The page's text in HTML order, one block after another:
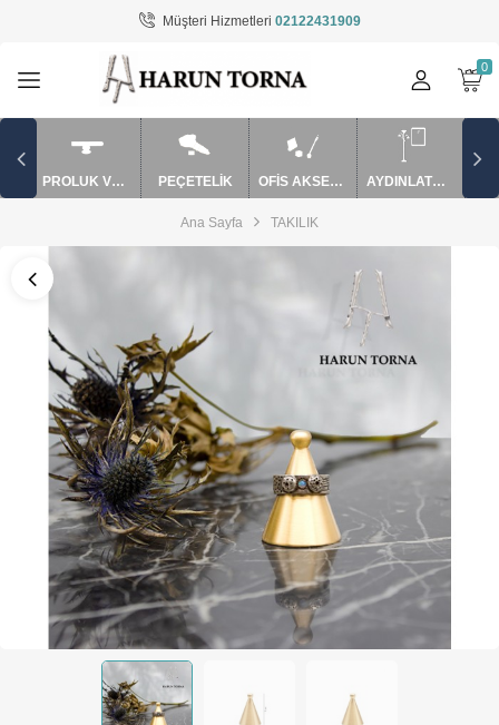
Müşteri Hizmetleri 02122431909
Tüm Kategoriler
AYDINLATMA / EV AKSESUARLARI
BARDAK VE SAKSI
MUM SÖNDÜRME VE APARATLAR
mutfak ürünler
PEÇETELİK
PUROLUK VE APARATLAR
ŞAMDAN / MUMLUK
TAKILIK
TEPSİ / KÜRE
PROLUK VE APARATLAR PEÇETELİK OFİS AKSESUARLARI AYDINLATMA / EV AKSESUARLARI
Ana Sayfa TAKILIK